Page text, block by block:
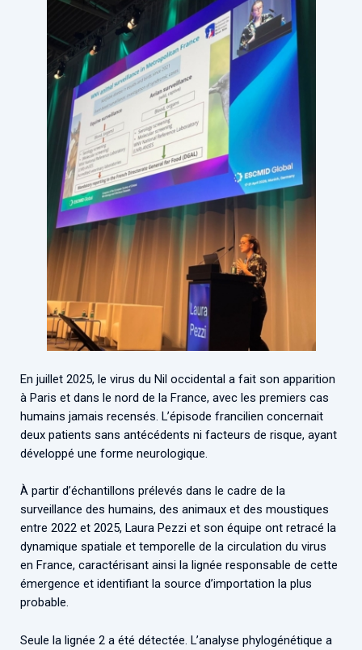
En juillet 2025, le virus du Nil occidental a fait son apparition
à Paris et dans le nord de la France, avec les premiers cas
humains jamais recensés. L’épisode francilien concernait
deux patients sans antécédents ni facteurs de risque, ayant
développé une forme neurologique.
À partir d’échantillons prélevés dans le cadre de la
surveillance des humains, des animaux et des moustiques
entre 2022 et 2025, Laura Pezzi et son équipe ont retracé la
dynamique spatiale et temporelle de la circulation du virus
en France, caractérisant ainsi la lignée responsable de cette
émergence et identifiant la source d’importation la plus
probable.
Seule la lignée 2 a été détectée. L’analyse phylogénétique a